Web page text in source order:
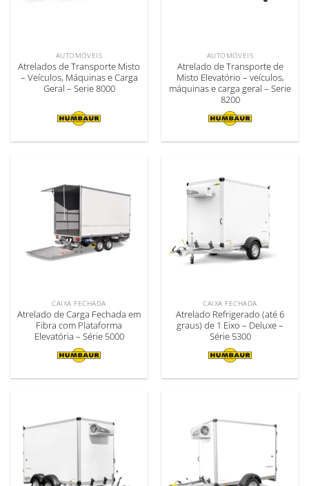
AUTOMÓVEIS
Atrelados de Transporte Misto
– Veículos, Máquinas e Carga
Geral – Serie 8000
AUTOMÓVEIS
Atrelado de Transporte de
Misto Elevatório – veículos,
máquinas e carga geral – Serie
8200
CAIXA FECHADA
Atrelado de Carga Fechada em
Fibra com Plataforma
Elevatória – Série 5000
CAIXA FECHADA
Atrelado Refrigerado (até 6
graus) de 1 Eixo – Deluxe –
Série 5300